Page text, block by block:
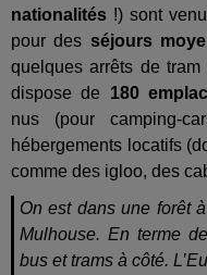
nationalités !) sont
pour des séjours
quelques arrêts de tram
dispose de 180
nus (pour camping-
hébergements locatifs
comme des igloo, des
On est dans une forêt
Mulhouse. En terme
bus et trams à côté.